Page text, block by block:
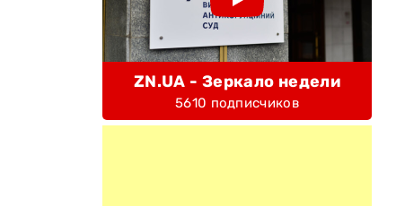
ZN.UA - Зеркало недели
5610 подписчиков